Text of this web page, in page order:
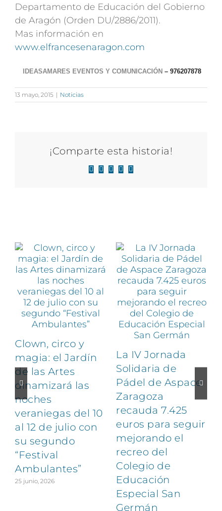
Departamento de Educación del Gobierno
de Aragón (Orden DU/2886/2011).
Mas información en
www.elfrancesenaragon.com
IDEASAMARES EVENTOS Y COMUNICACIÓN – 976207878
13 mayo, 2015 | Noticias
¡Comparte esta historia!
Facebook
X LinkedIn
WhatsApp
Correo
Clown, circo y
magia: el Jardín
de las Artes
dinamizará las
noches
veraniegas del 10
al 12 de julio con
su segundo
“Festival
Ambulantes”
25 junio, 2026
La IV Jornada
Solidaria de
Pádel de Aspace
Zaragoza
recauda 7.425
euros para seguir
mejorando el
recreo del
Colegio de
Educación
Especial San
Germán